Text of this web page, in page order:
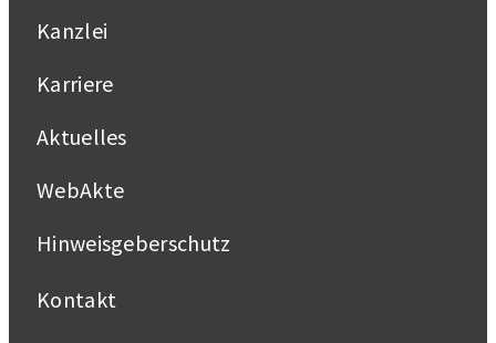
Kanzlei
Karriere
Aktuelles
WebAkte
Hinweisgeberschutz
Kontakt